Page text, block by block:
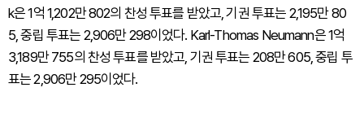
k은 1억 1,202만 802의 찬성 투표를 받았고, 기권 투표는 2,195만 80
5, 중립 투표는 2,906만 298이었다. Karl-Thomas Neumann은 1억
3,189만 755의 찬성 투표를 받았고, 기권 투표는 208만 605, 중립 투
표는 2,906만 295이었다.